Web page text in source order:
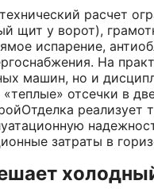
расчет
щит у ворот),
испарение,
На
машин, но и
отсечки в
реализует
затраты в